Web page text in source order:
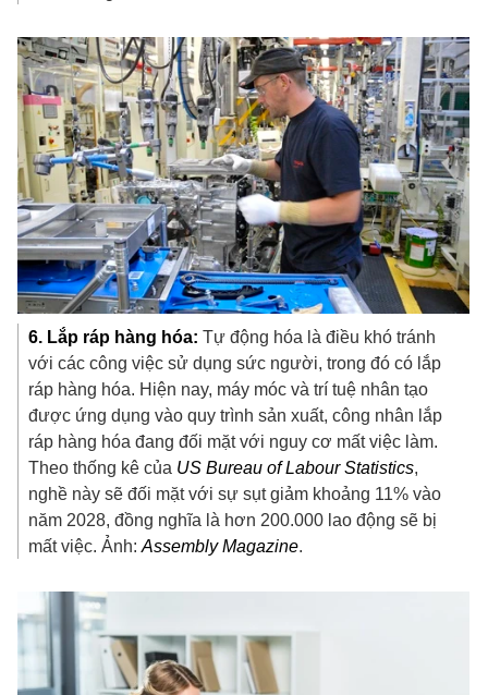
6. Lắp ráp hàng hóa: Tự động hóa là điều khó tránh
với các công việc sử dụng sức người, trong đó có lắp
ráp hàng hóa. Hiện nay, máy móc và trí tuệ nhân tạo
được ứng dụng vào quy trình sản xuất, công nhân lắp
ráp hàng hóa đang đối mặt với nguy cơ mất việc làm.
Theo thống kê của US Bureau of Labour Statistics,
nghề này sẽ đối mặt với sự sụt giảm khoảng 11% vào
năm 2028, đồng nghĩa là hơn 200.000 lao động sẽ bị
mất việc. Ảnh:Assembly Magazine.